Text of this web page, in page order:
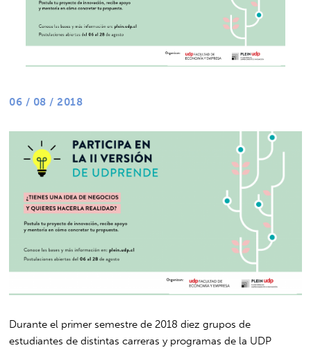
06 / 08 / 2018
Durante el primer semestre de 2018 diez grupos de
estudiantes de distintas carreras y programas de la UDP